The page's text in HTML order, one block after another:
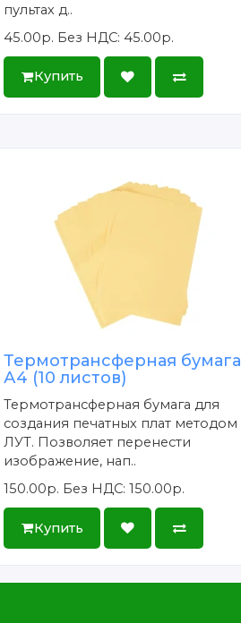
пультах д..
45.00р. Без НДС: 45.00р.
Купить
Термотрансферная бумага
А4 (10 листов)
Термотрансферная бумага для
создания печатных плат методом
ЛУТ. Позволяет перенести
изображение, нап..
150.00р. Без НДС: 150.00р.
Купить